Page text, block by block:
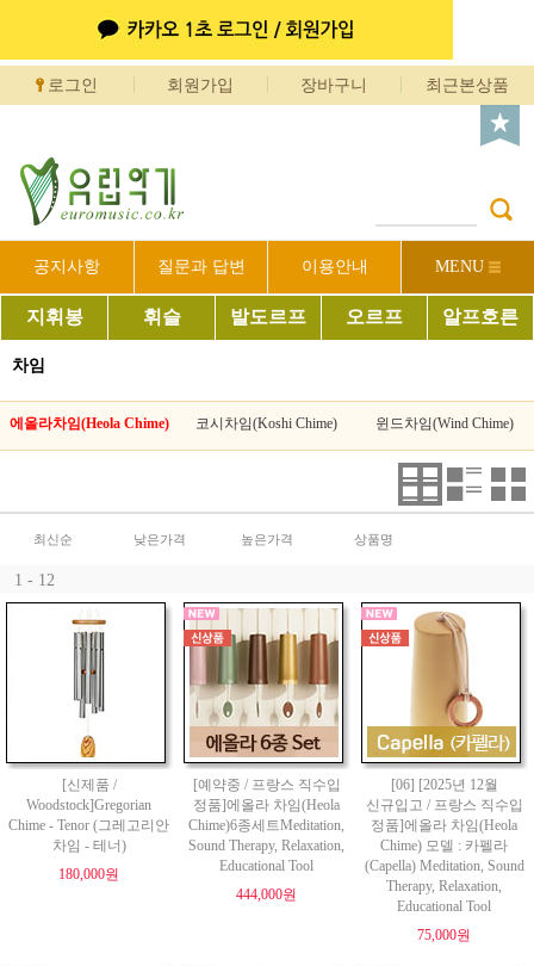
로그인 회원가입 장바구니 최근본상품
공지사항 질문과 답변 이용안내 MENU
지휘봉 휘슬 발도르프 오르프 알프호른
차임
에올라차임(Heola Chime) 코시차임(Koshi Chime) 윈드차임(Wind Chime)
최신순 낮은가격 높은가격 상품명
1 - 12
[신제품 /
Woodstock]Gregorian
Chime - Tenor (그레고리안
차임 - 테너)
180,000원
[예약중 / 프랑스 직수입
정품]에올라 차임(Heola
Chime)6종세트Meditation,
Sound Therapy, Relaxation,
Educational Tool
444,000원
[06] [2025년 12월
신규입고 / 프랑스 직수입
정품]에올라 차임(Heola
Chime) 모델 : 카펠라
(Capella) Meditation, Sound
Therapy, Relaxation,
Educational Tool
75,000원